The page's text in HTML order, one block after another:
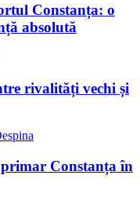
Constanța: o
absolută
rivalități vechi și
primar Constanța în